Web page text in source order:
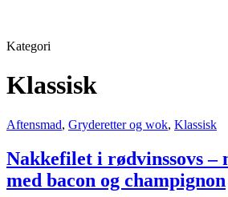
Kategori
Klassisk
Aftensmad, Gryderetter og wok, Klassisk
Nakkefilet i rødvinssovs –
med bacon og champignon